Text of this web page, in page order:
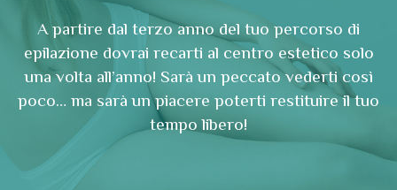
A partire dal terzo anno del tuo percorso di
epilazione dovrai recarti al centro estetico solo
una volta all’anno! Sarà un peccato vederti così
poco… ma sarà un piacere poterti restituire il tuo
tempo libero!